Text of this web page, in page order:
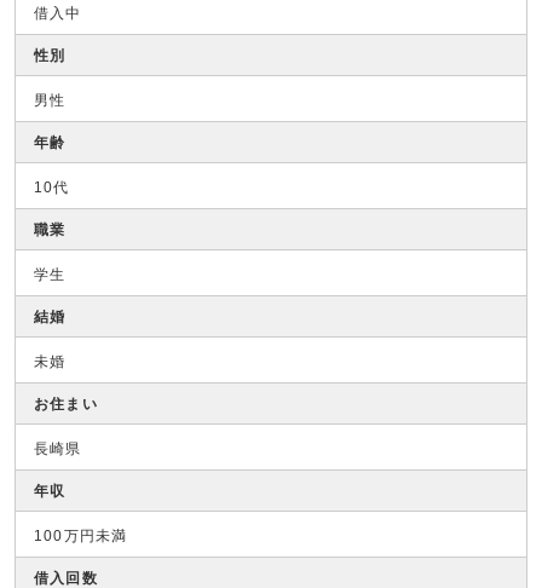
借入中
性別
男性
年齢
10代
職業
学生
結婚
未婚
お住まい
長崎県
年収
100万円未満
借入回数